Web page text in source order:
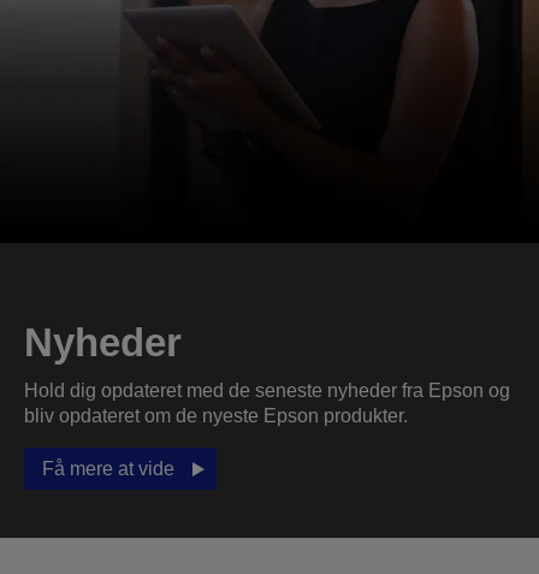
Nyheder
Hold dig opdateret med de seneste nyheder fra Epson og
bliv opdateret om de nyeste Epson produkter.
Få mere at vide